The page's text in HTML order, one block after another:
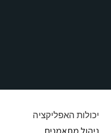
יכולות האפליקציה